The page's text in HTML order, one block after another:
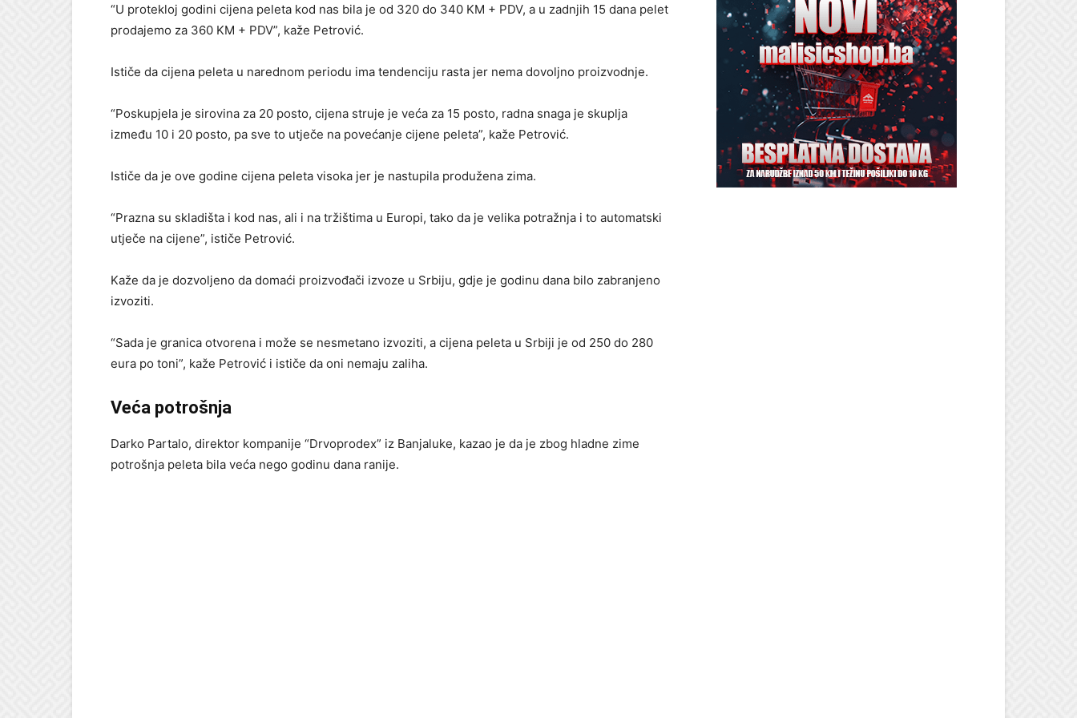
“U protekloj godini cijena peleta kod nas bila je od 320 do 340 KM + PDV, a u zadnjih 15 dana pelet
prodajemo za 360 KM + PDV”, kaže Petrović.
Ističe da cijena peleta u narednom periodu ima tendenciju rasta jer nema dovoljno proizvodnje.
“Poskupjela je sirovina za 20 posto, cijena struje je veća za 15 posto, radna snaga je skuplja
između 10 i 20 posto, pa sve to utječe na povećanje cijene peleta”, kaže Petrović.
Ističe da je ove godine cijena peleta visoka jer je nastupila produžena zima.
“Prazna su skladišta i kod nas, ali i na tržištima u Europi, tako da je velika potražnja i to automatski
utječe na cijene”, ističe Petrović.
Kaže da je dozvoljeno da domaći proizvođači izvoze u Srbiju, gdje je godinu dana bilo zabranjeno
izvoziti.
“Sada je granica otvorena i može se nesmetano izvoziti, a cijena peleta u Srbiji je od 250 do 280
eura po toni”, kaže Petrović i ističe da oni nemaju zaliha.
Veća potrošnja
Darko Partalo, direktor kompanije “Drvoprodex” iz Banjaluke, kazao je da je zbog hladne zime
potrošnja peleta bila veća nego godinu dana ranije.